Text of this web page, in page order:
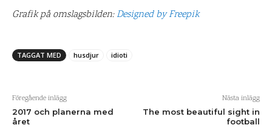
Grafik på omslagsbilden:Designed by Freepik
TAGGAT MED husdjur idioti
Föregående inlägg
2017 och planerna med
året
Nästa inlägg
The most beautiful sight in
football